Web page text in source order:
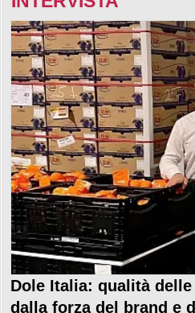
Dole Italia: qualità
dalla forza del brand e